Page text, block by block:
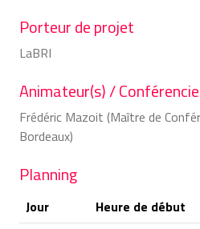
Porteur de projet
LaBRI
Animateur(s) /
Frédéric Mazoit (Maître de
Bordeaux)
Planning
Jour Heure de début